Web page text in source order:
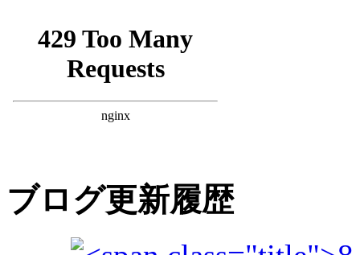
ブログ更新履歴